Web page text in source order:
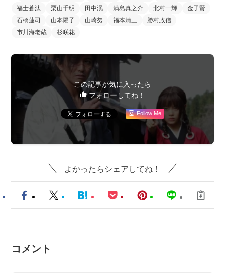
福士蒼汰
栗山千明 田中泯 満島真之介 北村一輝
金子賢
石橋蓮司
山本陽子 山崎努 福本清三
勝村政信
市川海老蔵
杉咲花
この記事が気に入ったら
フォローしてね！
Follow Me
よかったらシェアしてね！
コメント